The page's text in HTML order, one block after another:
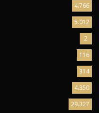
4.766
5.012
2
116
314
4.350
29.327